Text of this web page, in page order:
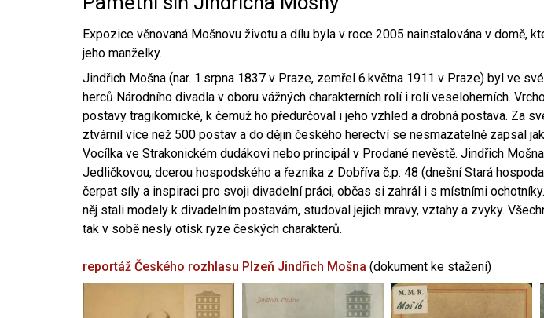
Expozice věnovaná Mošnovu životu a dílu byla v roce 2005 nainstalována v domě,
jeho manželky.
Jindřich Mošna (nar. 1.srpna 1837 v Praze, zemřel 6.května 1911 v Praze) byl ve
herců Národního divadla v oboru vážných charakterních rolí i rolí veseloherních.
postavy tragikomické, k čemuž ho předurčoval i jeho vzhled a drobná postava. Za
ztvárnil více než 500 postav a do dějin českého herectví se nesmazatelně zapsal
Vocílka ve Strakonickém dudákovi nebo principál v Prodané nevěstě. Jindřich
Jedličkovou, dcerou hospodského a řezníka z Dobříva č.p. 48 (dnešní Stará
čerpat síly a inspiraci pro svoji divadelní práci, občas si zahrál i s místními
něj stali modely k divadelním postavám, studoval jejich mravy, vztahy a zvyky.
tak v sobě nesly otisk ryze českých charakterů.
reportáž Českého rozhlasu Plzeň Jindřich Mošna (dokument ke stažení)